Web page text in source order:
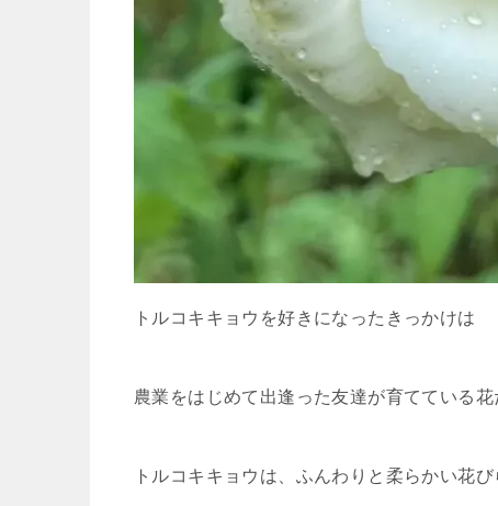
トルコキキョウを好きになったきっかけは
農業をはじめて出逢った友達が育てている花
トルコキキョウは、ふんわりと柔らかい花